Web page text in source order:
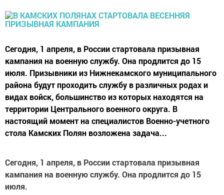
Сегодня, 1 апреля, в России стартовала призывная
кампания на военную службу. Она продлится до 15
июля. Призывники из Нижнекамского муниципального
района будут проходить службу в различных родах и
видах войск, большинство из которых находятся на
территории Центрального военного округа. В
настоящий момент на специалистов Военно-учетного
стола Камских Полян возложена задача...
Сегодня, 1 апреля, в России стартовала призывная
кампания на военную службу. Она продлится до 15
июля.